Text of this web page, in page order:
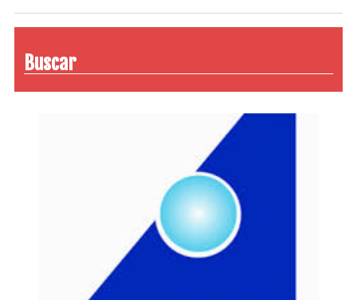
Buscar